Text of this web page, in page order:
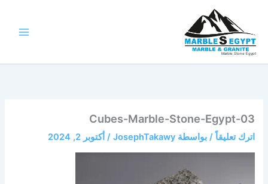
المحتوى
Marble Stone Egypt
Cubes-Marble-Stone-Egypt-03
اترك تعليقاً / بواسطة JosephTakawy
/ أكتوبر 2, 2024